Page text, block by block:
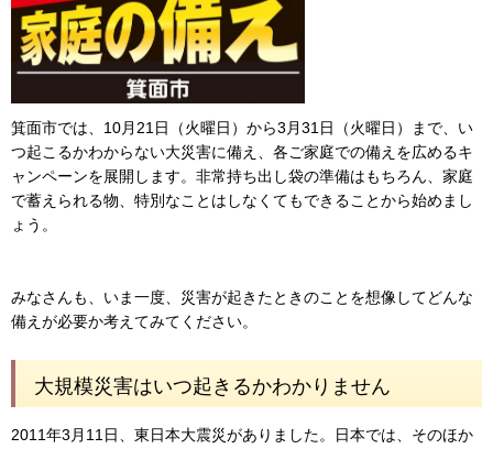
箕面市では、10月21日（火曜日）から3月31日（火曜日）まで、い
つ起こるかわからない大災害に備え、各ご家庭での備えを広めるキ
ャンペーンを展開します。非常持ち出し袋の準備はもちろん、家庭
で蓄えられる物、特別なことはしなくてもできることから始めまし
ょう。
みなさんも、いま一度、災害が起きたときのことを想像してどんな
備えが必要か考えてみてください。
大規模災害はいつ起きるかわかりません
2011年3月11日、東日本大震災がありました。日本では、そのほか